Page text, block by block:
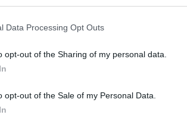
Data Processing Opt Outs
opt-out of the Sharing of my personal data.
opt-out of the Sale of my Personal Data.
δυνάμεις της Τροχαίας, της
απομακρύνουν το καλαμπόκι και
αναφέρει το e-maistros.gr.
ολοκληρώθηκε χωρίς
ή ζημιές σε οχήματα.